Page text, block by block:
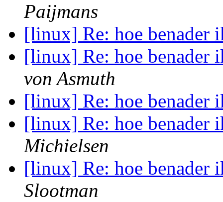
Paijmans
[linux] Re: hoe benader
[linux] Re: hoe benader
von Asmuth
[linux] Re: hoe benader
[linux] Re: hoe benader
Michielsen
[linux] Re: hoe benader
Slootman